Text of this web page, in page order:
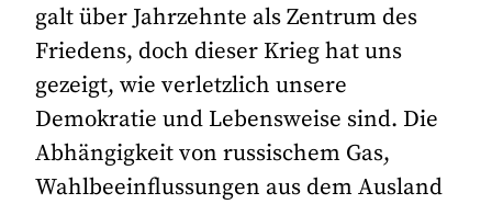
galt über Jahrzehnte als Zentrum des
Friedens, doch dieser Krieg hat uns
gezeigt, wie verletzlich unsere
Demokratie und Lebensweise sind. Die
Abhängigkeit von russischem Gas,
Wahlbeeinflussungen aus dem Ausland